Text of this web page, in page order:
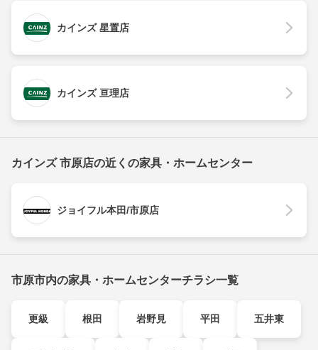
カインズ 星置店
カインズ 亘理店
カインズ 市原店の近くの家具・ホームセンター
ジョイフル本田/市原店
市原市内の家具・ホームセンターチラシ一覧
更級 根田 岩野見 平田 五井東